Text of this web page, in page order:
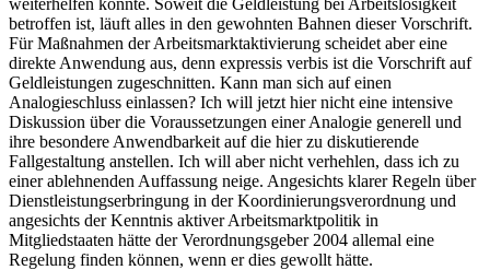
betroffen ist, läuft alles in den gewohnten Bahnen dieser Vorschrift.
Für Maßnahmen der Arbeitsmarktaktivierung scheidet aber eine
direkte Anwendung aus, denn expressis verbis ist die Vorschrift auf
Geldleistungen zugeschnitten. Kann man sich auf einen
Analogieschluss einlassen? Ich will jetzt hier nicht eine intensive
Diskussion überdie Voraussetzungen einer Analogie generell und
ihre besondere Anwendbarkeit auf die hier zu diskutierende
Fallgestaltung anstellen. Ich will aber nicht verhehlen, dass ich zu
einer ablehnenden Auffassung neige. Angesichts klarer Regeln über
Dienstleistungserbringung in der Koordinierungsverordnung und
angesichts der Kenntnis aktiver Arbeitsmarktpolitik in
Mitgliedstaaten hätte der Verordnungsgeber 2004 allemal eine
Regelung finden können, wenn er dies gewollt hätte.